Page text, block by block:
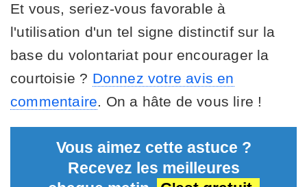
Et vous, seriez-vous favorable à
l'utilisation d'un tel signe distinctif sur la
base du volontariat pour encourager la
courtoisie ? Donnez votre avis en
commentaire. On a hâte de vous lire !
Vous aimez cette astuce ?
Recevez les meilleures